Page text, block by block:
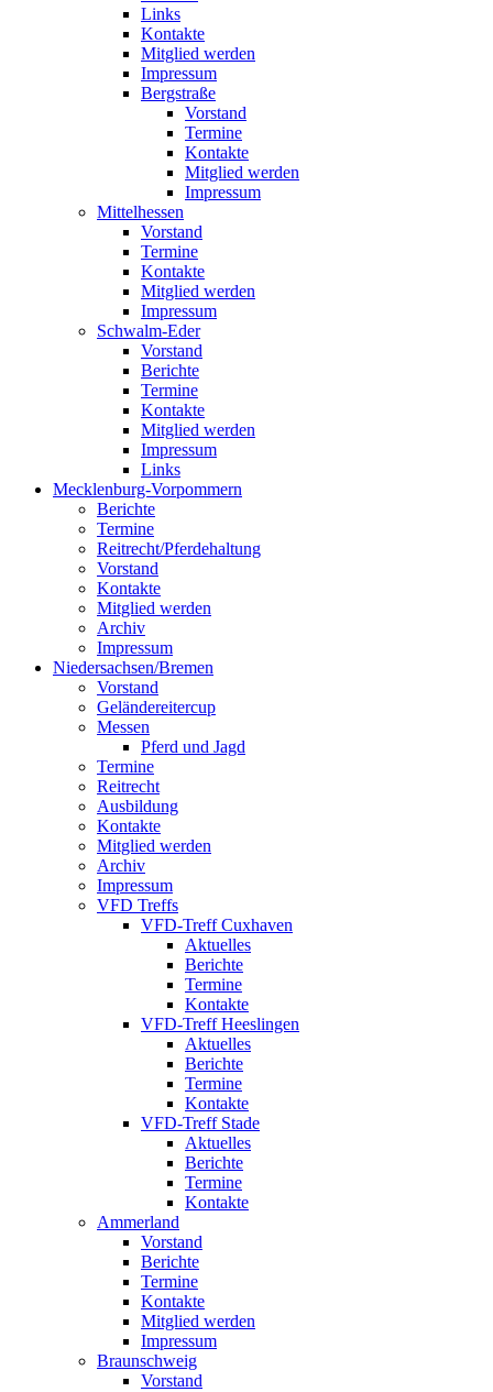
Links
Kontakte
Mitglied werden
Impressum
Bergstraße
Vorstand
Termine
Kontakte
Mitglied werden
Impressum
Mittelhessen
Vorstand
Termine
Kontakte
Mitglied werden
Impressum
Schwalm-Eder
Vorstand
Berichte
Termine
Kontakte
Mitglied werden
Impressum
Links
Mecklenburg-Vorpommern
Berichte
Termine
Reitrecht/Pferdehaltung
Vorstand
Kontakte
Mitglied werden
Archiv
Impressum
Niedersachsen/Bremen
Vorstand
Geländereitercup
Messen
Pferd und Jagd
Termine
Reitrecht
Ausbildung
Kontakte
Mitglied werden
Archiv
Impressum
VFD Treffs
VFD-Treff Cuxhaven
Aktuelles
Berichte
Termine
Kontakte
VFD-Treff Heeslingen
Aktuelles
Berichte
Termine
Kontakte
VFD-Treff Stade
Aktuelles
Berichte
Termine
Kontakte
Ammerland
Vorstand
Berichte
Termine
Kontakte
Mitglied werden
Impressum
Braunschweig
Vorstand